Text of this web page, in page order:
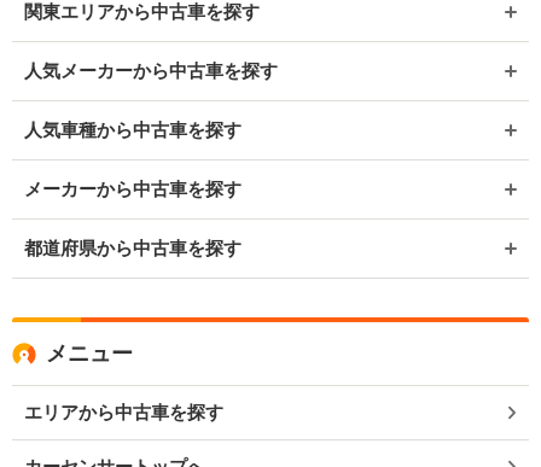
関東エリアから中古車を探す
人気メーカーから中古車を探す
人気車種から中古車を探す
メーカーから中古車を探す
都道府県から中古車を探す
メニュー
エリアから中古車を探す